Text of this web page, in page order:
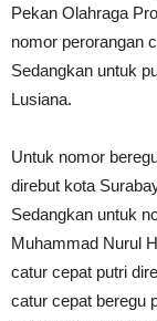
Pekan Olahraga
nomor perorangan
Sedangkan untuk
Lusiana.
Untuk nomor
direbut kota
Sedangkan untuk
Muhammad Nurul
catur cepat putri
catur cepat beregu